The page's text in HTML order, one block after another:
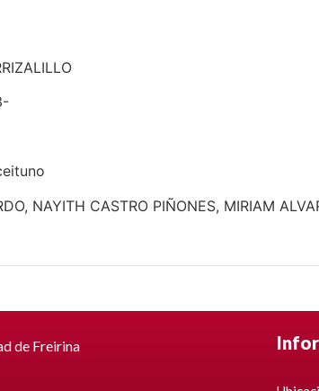
NAYITH CASTRO PIÑONES, MIRIAM
de Freirina